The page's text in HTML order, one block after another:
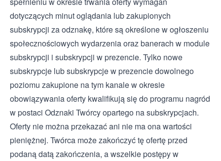
dotyczących minut oglądania lub zakupionych
subskrypcji za odznakę, które są określone w ogłoszeniu
społecznościowych wydarzenia oraz banerach w module
subskrypcji i subskrypcji w prezencie. Tylko nowe
subskrypcje lub subskrypcje w prezencie dowolnego
poziomu zakupione na tym kanale w okresie
obowiązywania oferty kwalifikują się do programu nagród
w postaci Odznaki Twórcy opartego na subskrypcjach.
Oferty nie można przekazać ani nie ma ona wartości
pieniężnej. Twórca może zakończyć tę ofertę przed
podaną datą zakończenia, a wszelkie postępy w